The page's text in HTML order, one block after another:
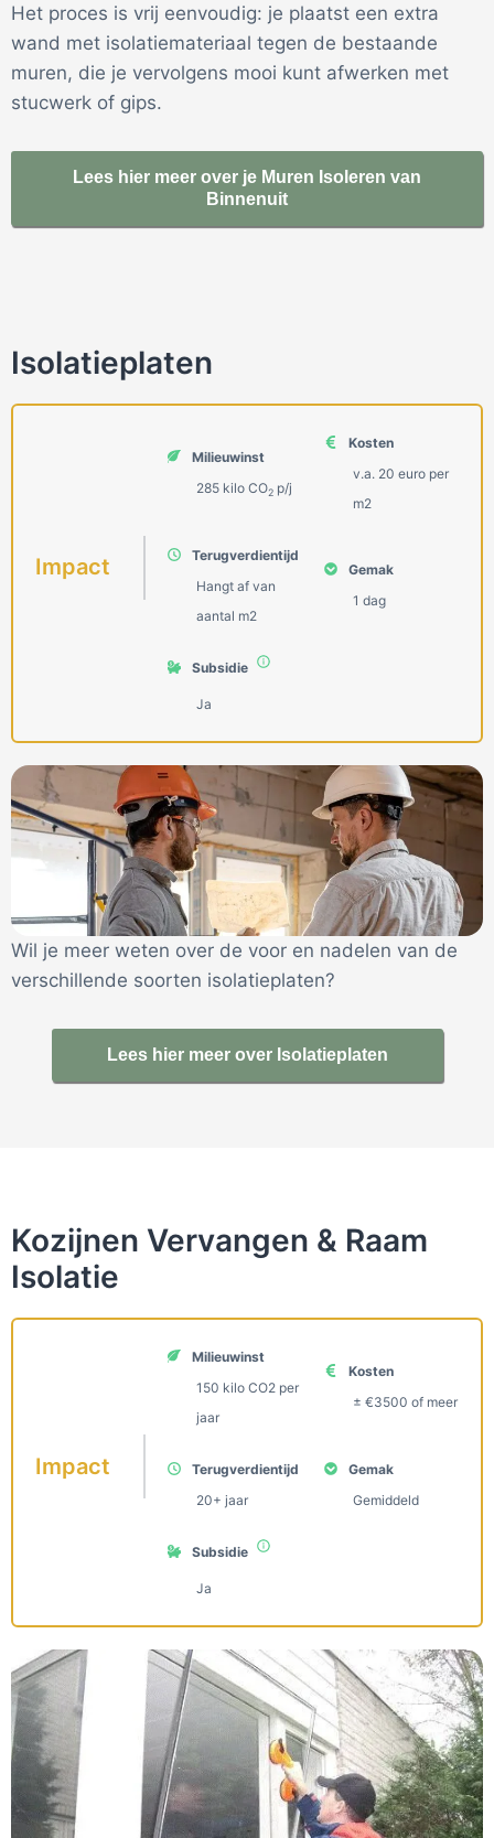
Het proces is vrij eenvoudig: je plaatst een extra
wand met isolatiemateriaal tegen de bestaande
muren, die je vervolgens mooi kunt afwerken met
stucwerk of gips.
Lees hier meer over je Muren Isoleren van
Binnenuit
Isolatieplaten
Impact
Milieuwinst
285 kilo СО2 p/j
Kosten
v.a. 20 euro per
m2
Terugverdientijd
Hangt af van
aantal m2
Gemak
1 dag
Subsidie
Ja
Wil je meer weten over de voor en nadelen van de
verschillende soorten isolatieplaten?
Lees hier meer over Isolatieplaten
Kozijnen Vervangen & Raam
Isolatie
Impact
Milieuwinst
150 kilo CO2 per
jaar
Kosten
± €3500 of meer
Terugverdientijd
20+ jaar
Gemak
Gemiddeld
Subsidie
Ja